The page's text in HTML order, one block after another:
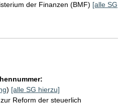
der Finanzen (BMF) [alle SG
) [alle SG hierzu]
Reform der steuerlich